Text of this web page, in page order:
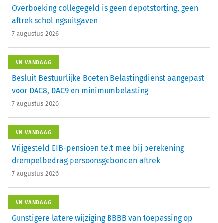
Overboeking collegegeld is geen depotstorting, geen
aftrek scholingsuitgaven
7 augustus 2026
VN VANDAAG
Besluit Bestuurlijke Boeten Belastingdienst aangepast
voor DAC8, DAC9 en minimumbelasting
7 augustus 2026
VN VANDAAG
Vrijgesteld EIB-pensioen telt mee bij berekening
drempelbedrag persoonsgebonden aftrek
7 augustus 2026
VN VANDAAG
Gunstigere latere wijziging BBBB van toepassing op